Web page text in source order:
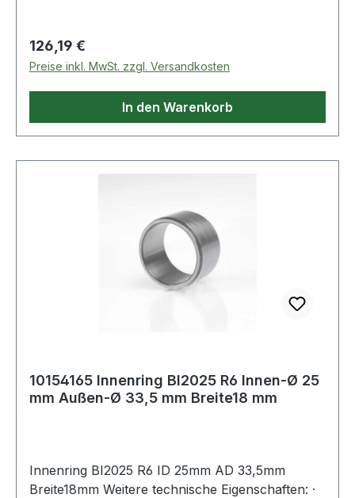
Regulärer Preis:
126,19 €
Preise inkl. MwSt. zzgl. Versandkosten
In den Warenkorb
10154165 Innenring BI2025 R6 Innen-Ø 25
mm Außen-Ø 33,5 mm Breite18 mm
Innenring BI2025 R6 ID 25mm AD 33,5mm
Breite18mm Weitere technische Eigenschaften: ·